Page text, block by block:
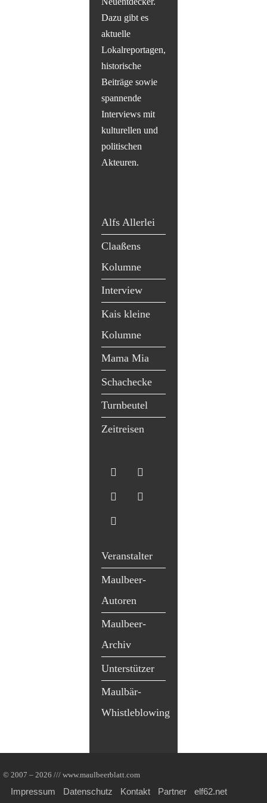
Dazu gibt es
aktuelle
Lokalreportagen,
historische
Beiträge sowie
spannende
Interviews mit
kulturellen und
politischen
Akteuren.
Alfs Allerlei
Claaßens
Kolumne
Interview
Kais kleine
Kolumne
Mama Mia
Schachecke
Turnbeutel
Zeitreisen
Veranstalter
Maulbeer-
Autoren
Maulbeer-
Archiv
Unterstützer
Maulbär-
Whistleblowing
© 2007 – 2026 /// www.maulbeerblatt.com
Impressum Datenschutz Kontakt Partner elf62.net